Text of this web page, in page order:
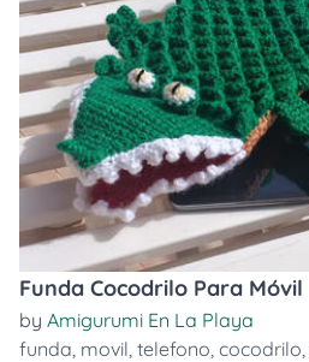
Funda Cocodrilo Para Móvil
by Amigurumi En La Playa
funda, movil, telefono, cocodrilo,